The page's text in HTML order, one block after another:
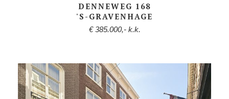
DENNEWEG 168
'S-GRAVENHAGE
€ 385.000,- k.k.